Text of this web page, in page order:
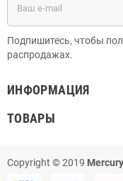
Подпишитесь, чтобы
распродажах.
ИНФОРМАЦИЯ
ТОВАРЫ
Copyright © 2019